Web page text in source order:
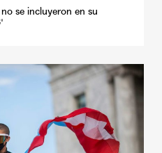
se incluyeron en su